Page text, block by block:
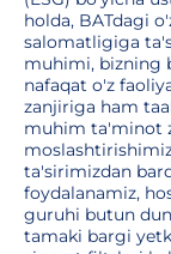
holda, BATdagi
salomatligiga
muhimi, bizning
nafaqat o'z
zanjiriga ham
muhim ta'minot
ta'sirimizdan
foydalanamiz,
guruhi butun
tamaki bargi